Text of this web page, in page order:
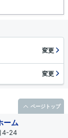
変更
変更
ーム
4-24
ページトップ